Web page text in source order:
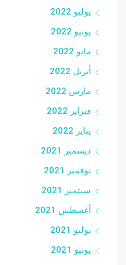
يوليو 2022
يونيو 2022
مايو 2022
أبريل 2022
مارس 2022
فبراير 2022
يناير 2022
ديسمبر 2021
نوفمبر 2021
سبتمبر 2021
أغسطس 2021
يوليو 2021
يونيو 2021